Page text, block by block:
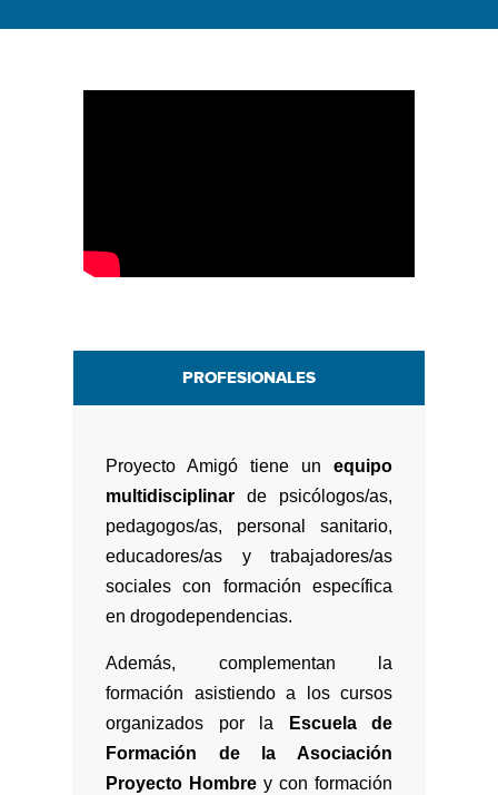
PROFESIONALES
Proyecto Amigó tiene un equipo
multidisciplinar de psicólogos/as,
pedagogos/as, personal sanitario,
educadores/as y trabajadores/as
sociales con formación específica
en drogodependencias.
Además, complementan la
formación asistiendo a los cursos
organizados por la
Escuela de
Formación de la Asociación
Proyecto Hombre y con formación